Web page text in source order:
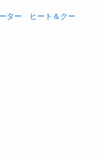
ター ヒート＆クー